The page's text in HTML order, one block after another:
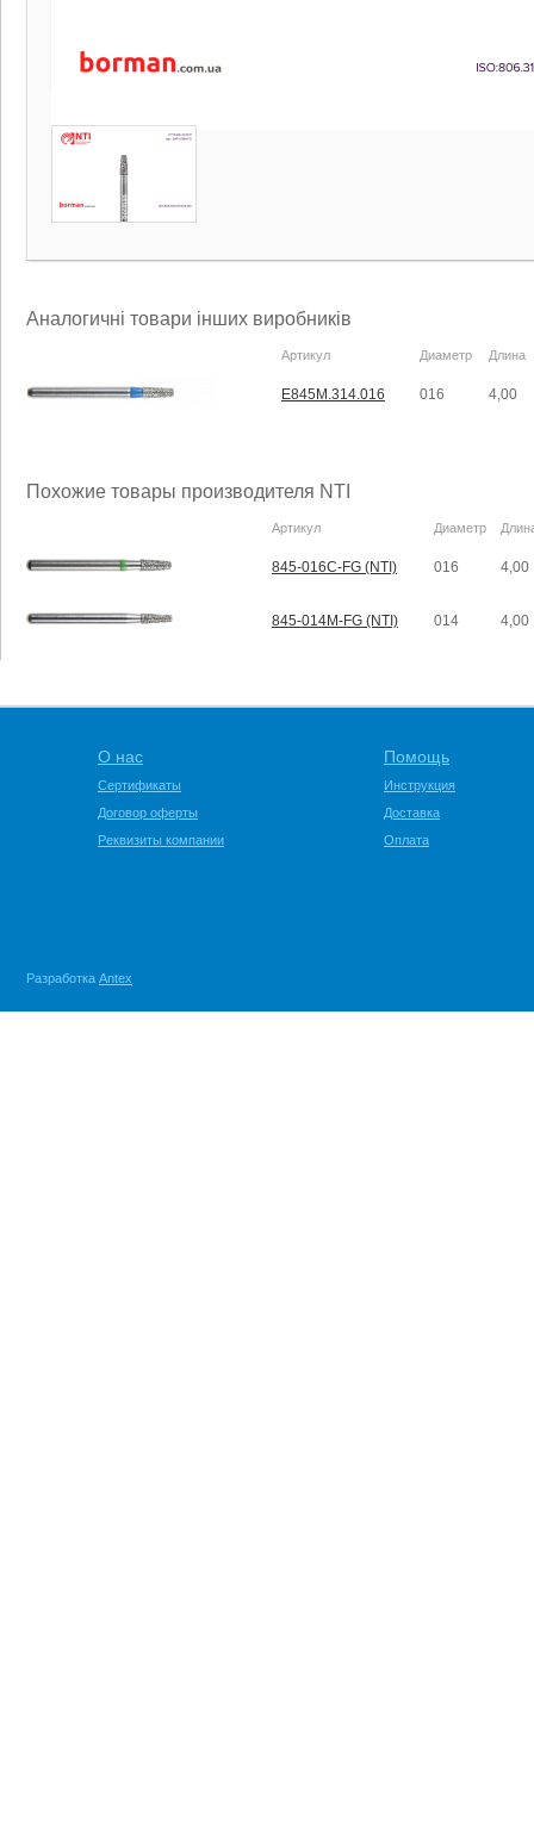
Аналогичні товари інших виробників
Артикул Диаметр Длина
E845M.314.016 016 4,00
Похожие товары производителя NTI
Артикул Диаметр
845-016C-FG (NTI) 016 4,00
845-014M-FG (NTI) 014 4,00
О нас
Сертификаты
Договор оферты
Реквизиты компании
Помощь
Инструкция
Доставка
Оплата
Разработка Antex